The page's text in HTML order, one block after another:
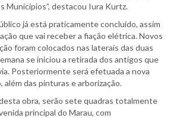
Municípios”, destacou Iura Kurtz.
já está praticamente concluído, assim
que vai receber a fiação elétrica. Novos
foram colocados nas laterais das duas
se iniciou a retirada dos antigos que
Posteriormente será efetuada a nova
além das pinturas e arborização.
obra, serão sete quadras totalmente
principal do Marau, com